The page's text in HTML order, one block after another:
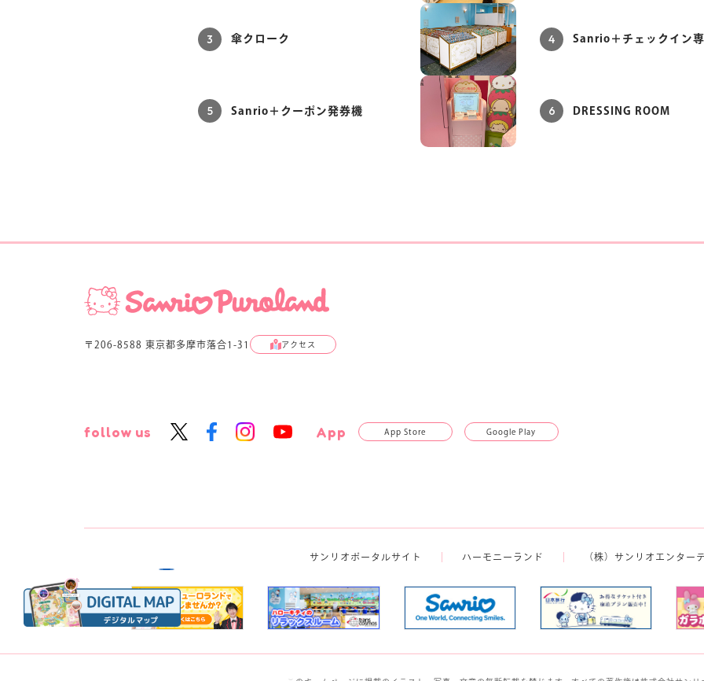
3 傘クローク 4 Sanrio＋チェックイン
5 Sanrio＋クーポン発券機 6 DRESSING ROOM
〒206-8588 東京都多摩市落合1-31 アクセス
follow us App App Store Google Play
サンリオポータルサイト ハーモニーランド （株）サンリオエンター